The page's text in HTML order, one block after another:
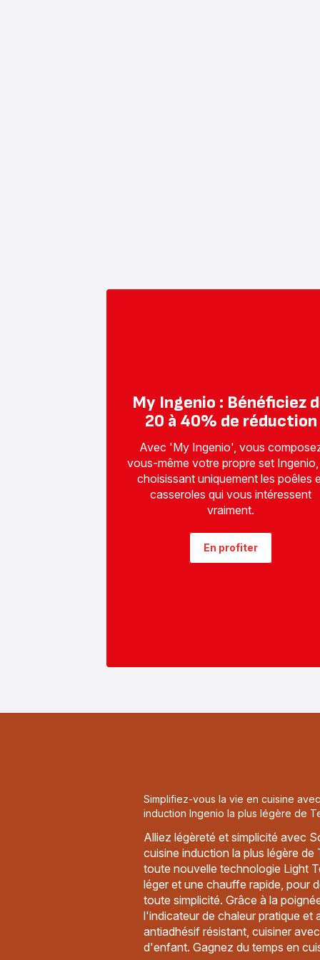
My Ingenio : Bénéficiez
20 à 40% de réduction
Avec 'My Ingenio', vous
vous-même votre propre set
choisissant uniquement les poêles
casseroles qui vous intéressent
vraiment.
En profiter
Simplifiez-vous la vie en cuisine
induction Ingenio la plus légère de
Alliez légèreté et simplicité avec
cuisine induction la plus légère
toute nouvelle technologie Light
léger et une chauffe rapide, pour
toute simplicité. Grâce à la
l'indicateur de chaleur pratique et
antiadhésif résistant, cuisiner
d'enfant. Gagnez du temps en